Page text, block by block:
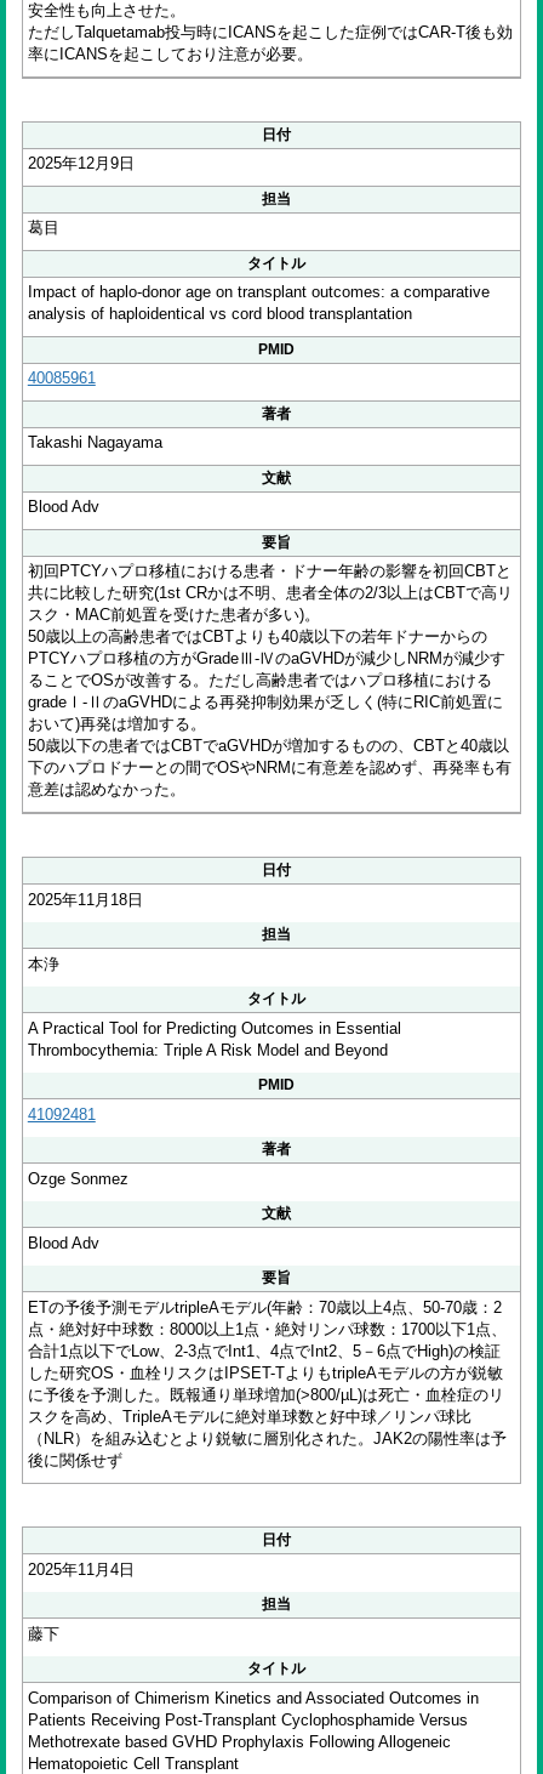
安全性も向上させた。
ただしTalquetamab投与時にICANSを起こした症例ではCAR-T後も効
率にICANSを起こしており注意が必要。
日付
2025年12月9日
担当
葛目
タイトル
Impact of haplo-donor age on transplant outcomes: a comparative
analysis of haploidentical vs cord blood transplantation
PMID
40085961
著者
Takashi Nagayama
文献
Blood Adv
要旨
初回PTCYハプロ移植における患者・ドナー年齢の影響を初回CBTと
共に比較した研究(1st CRかは不明、患者全体の2/3以上はCBTで高リ
スク・MAC前処置を受けた患者が多い)。
50歳以上の高齢患者ではCBTよりも40歳以下の若年ドナーからの
PTCYハプロ移植の方がGradeⅢ-ⅣのaGVHDが減少しNRMが減少す
ることでOSが改善する。ただし高齢患者ではハプロ移植における
gradeⅠ-ⅡのaGVHDによる再発抑制効果が乏しく(特にRIC前処置に
おいて)再発は増加する。
50歳以下の患者ではCBTでaGVHDが増加するものの、CBTと40歳以
下のハプロドナーとの間でOSやNRMに有意差を認めず、再発率も有
意差は認めなかった。
日付
2025年11月18日
担当
本浄
タイトル
A Practical Tool for Predicting Outcomes in Essential
Thrombocythemia: Triple A Risk Model and Beyond
PMID
41092481
著者
Ozge Sonmez
文献
Blood Adv
要旨
ETの予後予測モデルtripleAモデル(年齢：70歳以上4点、50-70歳：2
点・絶対好中球数：8000以上1点・絶対リンパ球数：1700以下1点、
合計1点以下でLow、2-3点でInt1、4点でInt2、5－6点でHigh)の検証
した研究OS・血栓リスクはIPSET-TよりもtripleAモデルの方が鋭敏
に予後を予測した。既報通り単球増加(>800/µL)は死亡・血栓症のリ
スクを高め、TripleAモデルに絶対単球数と好中球／リンパ球比
（NLR）を組み込むとより鋭敏に層別化された。JAK2の陽性率は予
後に関係せず
日付
2025年11月4日
担当
藤下
タイトル
Comparison of Chimerism Kinetics and Associated Outcomes in
Patients Receiving Post-Transplant Cyclophosphamide Versus
Methotrexate based GVHD Prophylaxis Following Allogeneic
Hematopoietic Cell Transplant